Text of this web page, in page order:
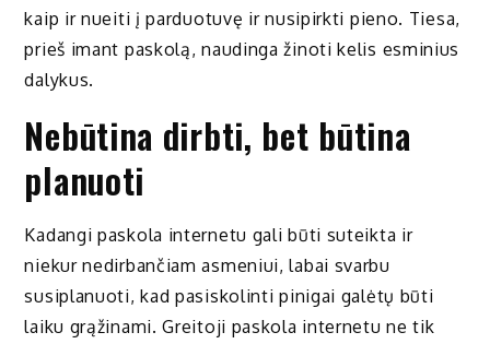
kaip ir nueiti į parduotuvę ir nusipirkti pieno. Tiesa,
prieš imant paskolą, naudinga žinoti kelis esminius
dalykus.
Nebūtina dirbti, bet būtina
planuoti
Kadangi paskola internetu gali būti suteikta ir
niekur nedirbančiam asmeniui, labai svarbu
susiplanuoti, kad pasiskolinti pinigai galėtų būti
laiku grąžinami. Greitoji paskola internetu ne tik